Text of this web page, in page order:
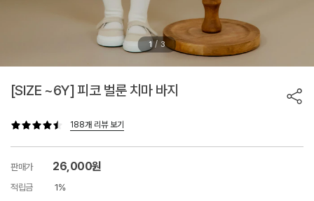
1 / 3
[SIZE ~6Y] 피코 벌룬 치마 바지
188개 리뷰 보기
판매가 26,000원
적립금 1%